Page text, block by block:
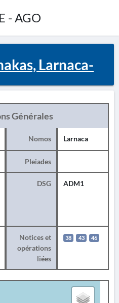
- AGO
Larnaca-
Générales
Nomos Larnaca
Pleiades
DSG ADM1
Notices et
opérations
liées
38 43 46